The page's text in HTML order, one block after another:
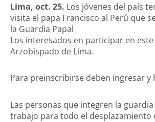
Lima, oct. 25. Los jóvenes del país
visita el papa Francisco al Perú que
la Guardia Papal
Los interesados en participar en
Arzobispado de Lima.
Para preinscribirse deben ingresar y
Las personas que integren la
trabajo para todo el desplazamiento